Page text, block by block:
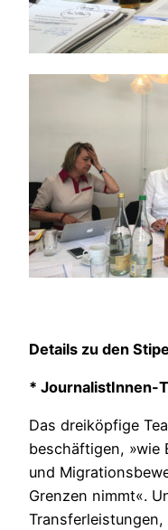
Details zu den
* JournalistInnen-
Das dreiköpfige
beschäftigen, »wie
und
Grenzen nimmt«.